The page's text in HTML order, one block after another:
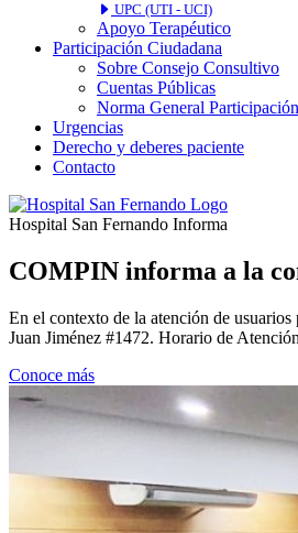
UPC (UTI - UCI)
Apoyo Terapéutico
Participación Ciudadana
Sobre Consejo Consultivo
Cuentas Públicas
Norma General Participación
Urgencias
Derecho y deberes paciente
Contacto
Hospital San Fernando Informa
COMPIN informa a la
En el contexto de la atención de
Juan Jiménez #1472. Horario de
Conoce más